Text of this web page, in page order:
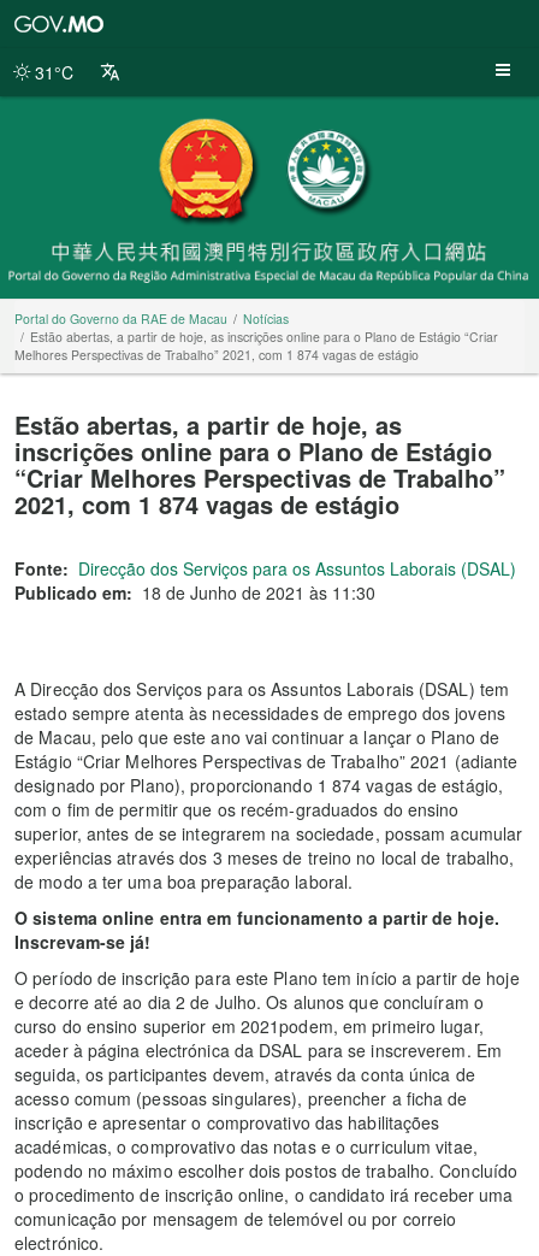
da
31°C
Portal do Governo da RAE de Macau
Notícias
Estão abertas, a partir de hoje, as inscrições online para o Plano de Estágio “Criar
Melhores Perspectivas de Trabalho” 2021, com 1 874 vagas de estágio
Estão abertas, a partir de hoje, as
inscrições online para o Plano de Estágio
“Criar Melhores Perspectivas de Trabalho”
2021, com 1 874 vagas de estágio
Fonte: Direcção dos Serviços para os Assuntos Laborais (DSAL)
Publicado em: 18 de Junho de 2021 às 11:30
A Direcção dos Serviços para os Assuntos Laborais (DSAL) tem
estado sempre atenta às necessidades de emprego dos jovens
de Macau, pelo que este ano vai continuar a lançar o Plano de
Estágio “Criar Melhores Perspectivas de Trabalho” 2021 (adiante
designado por Plano), proporcionando 1 874 vagas de estágio,
com o fim de permitir que os recém-graduados do ensino
superior, antes de se integrarem na sociedade, possam acumular
experiências através dos 3 meses de treino no local de trabalho,
de modo a ter uma boa preparação laboral.
O sistema online entra em funcionamento a partir de hoje.
Inscrevam-se já!
O período de inscrição para este Plano tem início a partir de hoje
e decorre até ao dia 2 de Julho. Os alunos que concluíram o
curso do ensino superior em 2021podem, em primeiro lugar,
aceder à página electrónica da DSAL para se inscreverem. Em
seguida, os participantes devem, através da conta única de
acesso comum (pessoas singulares), preencher a ficha de
inscrição e apresentar o comprovativo das habilitações
académicas, o comprovativo das notas e o curriculum vitae,
podendo no máximo escolher dois postos de trabalho. Concluído
o procedimento de inscrição online, o candidato irá receber uma
comunicação por mensagem de telemóvel ou por correio
electrónico.